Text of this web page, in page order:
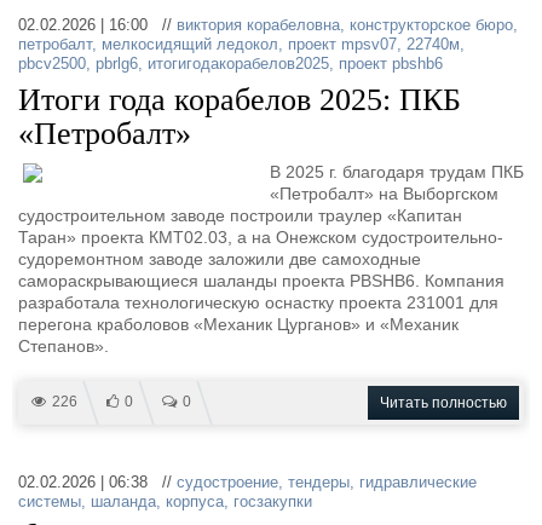
02.02.2026 | 16:00 // виктория корабеловна, конструкторское бюро,
петробалт, мелкосидящий ледокол, проект mpsv07, 22740м,
pbcv2500, pbrlg6, итогигодакорабелов2025, проект pbshb6
Итоги года корабелов 2025: ПКБ
«Петробалт»
В 2025 г. благодаря трудам ПКБ
«Петробалт» на Выборгском
судостроительном заводе построили траулер «Капитан
Таран» проекта КМТ02.03, а на Онежском судостроительно-
судоремонтном заводе заложили две самоходные
самораскрывающиеся шаланды проекта PBSHB6. Компания
разработала технологическую оснастку проекта 231001 для
перегона краболовов «Механик Цурганов» и «Механик
Степанов».
226 0 0 Читать полностью
02.02.2026 | 06:38 // судостроение, тендеры, гидравлические
системы, шаланда, корпуса, госзакупки